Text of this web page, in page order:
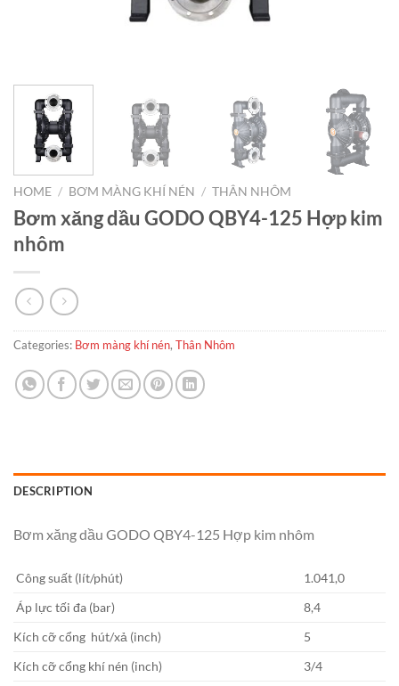
HOME / BƠM MÀNG KHÍ NÉN / THÂN NHÔM
Bơm xăng dầu GODO QBY4-125 Hợp kim
nhôm
Categories: Bơm màng khí nén, Thân Nhôm
DESCRIPTION
Bơm xăng dầu GODO QBY4-125 Hợp kim nhôm
Công suất (lít/phút)
1.041,0
Áp lực tối đa (bar)
8,4
Kích cỡ cổng hút/xả (inch)
5
Kích cỡ cổng khí nén (inch)
3/4